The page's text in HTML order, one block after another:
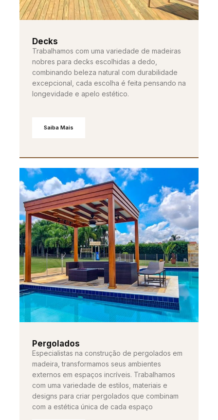
Decks
Trabalhamos com uma variedade de madeiras
nobres para decks escolhidas a dedo,
combinando beleza natural com durabilidade
excepcional, cada escolha é feita pensando na
longevidade e apelo estético.
Saiba Mais
Pergolados
Especialistas na construção de pergolados em
madeira, transformamos seus ambientes
externos em espaços incríveis. Trabalhamos
com uma variedade de estilos, materiais e
designs para criar pergolados que combinam
com a estética única de cada espaço